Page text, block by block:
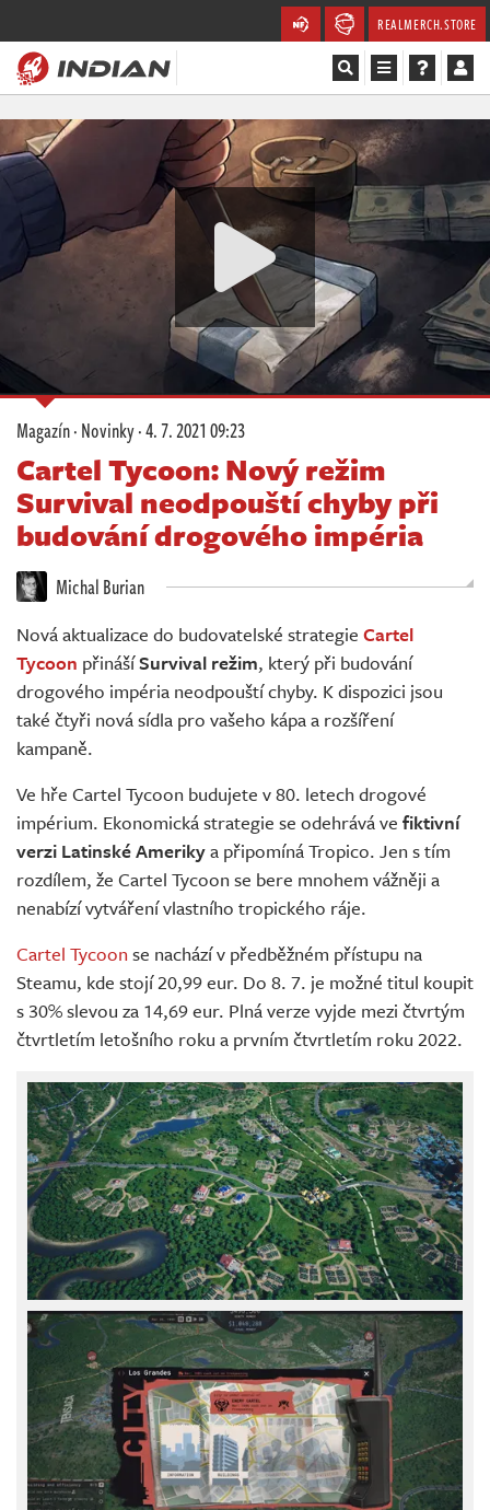
REALMERCH.STORE
Magazín
Recenze
Videa
Komunita
Redakce
Živě
Magazín·Novinky·4. 7. 2021 09:23
Cartel Tycoon: Nový režim
Survival neodpouští chyby při
budování drogového impéria
Michal Burian
Nová aktualizace do budovatelské strategie Cartel
Tycoon přinášíSurvival režim, který při budování
drogového impéria neodpouští chyby. K dispozici jsou
také čtyři nová sídla pro vašeho kápa a rozšíření
kampaně.
Ve hře Cartel Tycoon budujete v 80. letech drogové
impérium. Ekonomická strategie se odehrává ve fiktivní
verzi Latinské Amerikya připomíná Tropico. Jen s tím
rozdílem, že Cartel Tycoon se bere mnohem vážněji a
nenabízí vytváření vlastního tropického ráje.
Cartel Tycoon se nachází v předběžném přístupu na
Steamu, kde stojí 20,99 eur. Do 8. 7. je možné titul koupit
s 30% slevou za 14,69 eur. Plná verze vyjde mezi čtvrtým
čtvrtletím letošního roku a prvním čtvrtletím roku 2022.